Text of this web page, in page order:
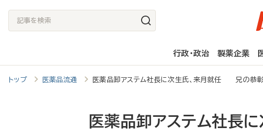
記
事
検
索
行政・政治 製薬企業
トップ 医薬品流通 医薬品卸アステム社長に次生氏、来月就任 兄の恭
医薬品卸アステム社長